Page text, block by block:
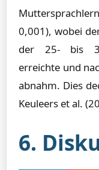
0,001), wobei
der 25- bis
erreichte und
abnahm. Dies
Keuleers et al.
6.